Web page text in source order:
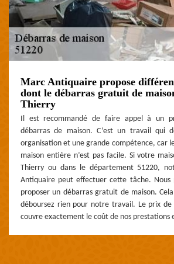
Marc Antiquaire propose
dont le débarras gratuit de
Thierry
Il est recommandé de faire appel à un
débarras de maison. C’est un travail qui
organisation et une grande compétence, car
maison entière n’est pas facile. Si votre
Thierry ou dans le département 51220,
Antiquaire peut effectuer cette tâche. Nous
proposer un débarras gratuit de maison.
déboursez rien pour notre travail. Le prix de
couvre exactement le coût de nos prestations